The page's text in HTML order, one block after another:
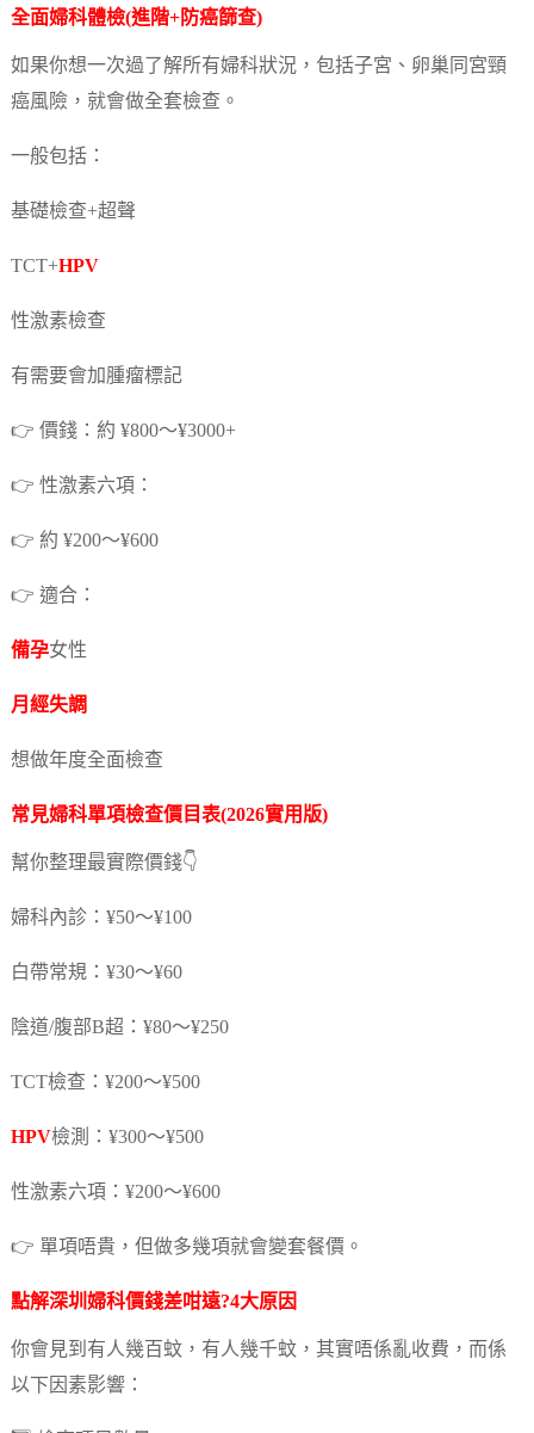
全面婦科體檢(進階+防癌篩查)
如果你想一次過了解所有婦科狀況，包括子宮、卵巢同宮頸
癌風險，就會做全套檢查。
一般包括：
基礎檢查+超聲
TCT+HPV
性激素檢查
有需要會加腫瘤標記
👉 價錢：約 ¥800～¥3000+
👉 性激素六項：
👉 約 ¥200～¥600
👉 適合：
備孕女性
月經失調
想做年度全面檢查
常見婦科單項檢查價目表(2026實用版)
幫你整理最實際價錢👇
婦科內診：¥50～¥100
白帶常規：¥30～¥60
陰道/腹部B超：¥80～¥250
TCT檢查：¥200～¥500
HPV檢測：¥300～¥500
性激素六項：¥200～¥600
👉 單項唔貴，但做多幾項就會變套餐價。
點解深圳婦科價錢差咁遠?4大原因
你會見到有人幾百蚊，有人幾千蚊，其實唔係亂收費，而係
以下因素影響：